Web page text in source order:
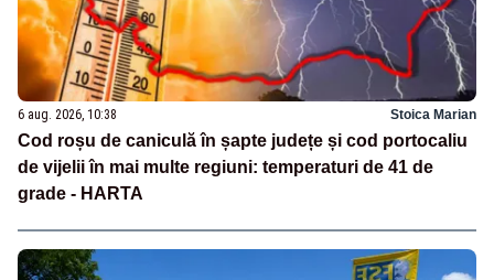
6 aug. 2026, 10:38 Stoica Marian
Cod roșu de caniculă în șapte județe și cod portocaliu
de vijelii în mai multe regiuni: temperaturi de 41 de
grade - HARTA